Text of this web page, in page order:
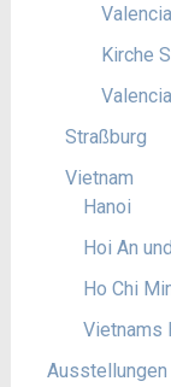
Kirche
Straßburg
Vietnam
Hanoi
Hoi An
Ho Chi
Vietnams
Ausstellungen